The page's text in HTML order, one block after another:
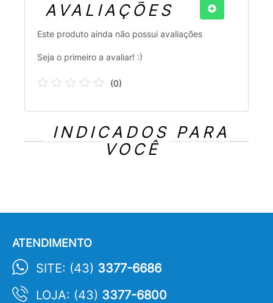
AVALIAÇÕES
Este produto ainda não possui avaliações
Seja o primeiro a avaliar! :)
(0)
INDICADOS PARA
VOCÊ
ATENDIMENTO
SITE: (43) 3377-6686
LOJA: (43) 3377-6800